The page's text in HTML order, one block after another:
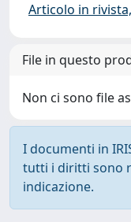
Articolo in
File in questo
Non ci sono file
I documenti in
tutti i diritti sono
indicazione.